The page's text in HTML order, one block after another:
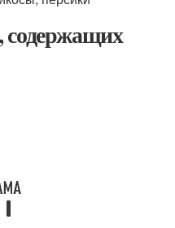
содержащих